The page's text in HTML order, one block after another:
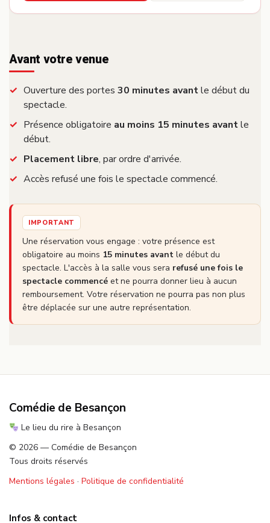
Avant votre venue
Ouverture des portes 30 minutes avantle début du
spectacle.
Présence obligatoire au moins 15 minutes avantle
début.
Placement libre, par ordre d'arrivée.
Accès refusé une fois le spectacle commencé.
IMPORTANT
Une réservation vous engage : votre présence est
obligatoire au moins 15 minutes avant le début du
spectacle. L'accès à la salle vous sera refusé une fois le
spectacle commencé et ne pourra donner lieu à aucun
remboursement. Votre réservation ne pourra pas non plus
être déplacée sur une autre représentation.
Comédie de Besançon
Le lieu du rire à Besançon
© 2026 — Comédie de Besançon
Tous droits réservés
Mentions légales · Politique de confidentialité
Infos & contact